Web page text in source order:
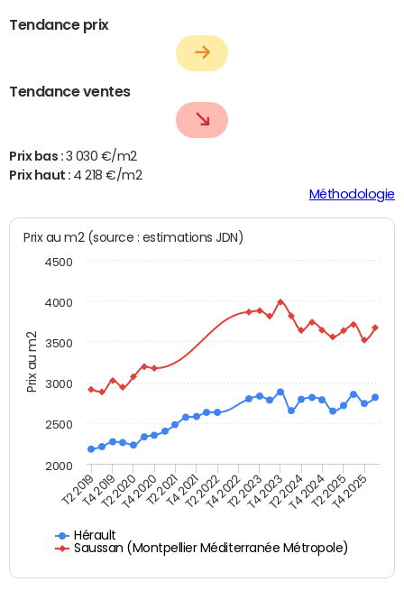
Tendance prix
Tendance ventes
Prix bas : 3 030 €/m2
Prix haut : 4 218 €/m2
Méthodologie
Prix au m2
Prix au m2 (source : estimations JDN)
Hérault
Saussan (Montpellier Méditerranée Métropole)
T2 2019T4 2019T2 2020T4 2020T2 2021T4 2021T2 2022T4 2022T2 2023T4 2023T2 2024T4 2024T2 2025T4 2025
2000
2500
3000
3500
4000
4500